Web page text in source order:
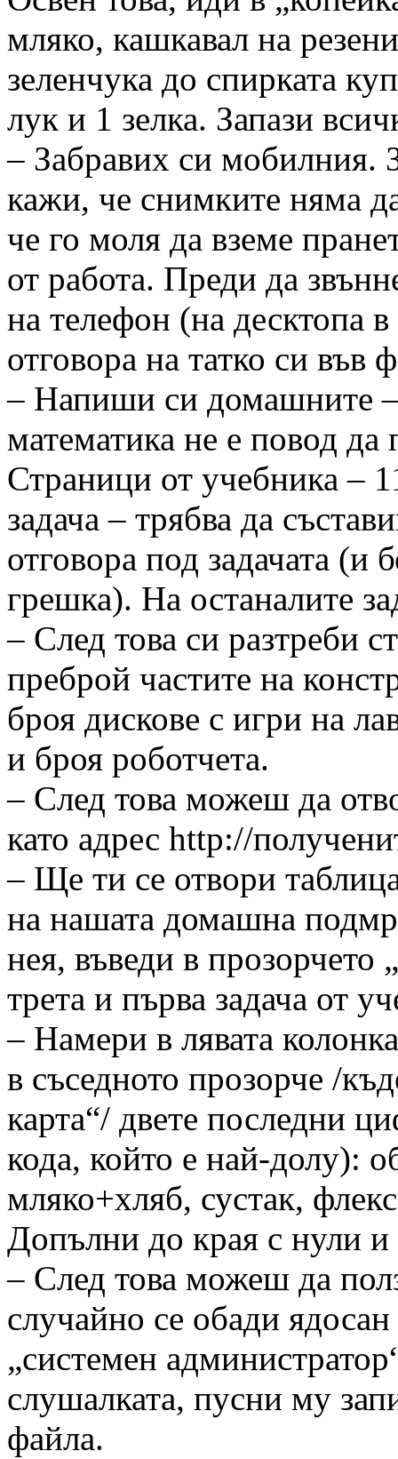
мляко, кашкавал на
зеленчука до спирката
лук и 1 зелка. Запази
– Забравих си мобилния.
кажи, че снимките няма
че го моля да вземе
от работа. Преди да
на телефон (на десктопа
отговора на татко си
– Напиши си домашните
математика не е повод да
Страници от учебника –
задача – трябва да
отговора под задачата (и
грешка). На останалите
– След това си разтреби
преброй частите на
броя дискове с игри на
и броя роботчета.
– След това можеш да
като адрес http://
– Ще ти се отвори
на нашата домашна
нея, въведи в прозорчето
трета и първа задача от
– Намери в лявата
в съседното прозорче /
карта“/ двете последни
кода, който е най-долу):
мляко+хляб, сустак,
Допълни до края с нули
– След това можеш да
случайно се обади
„системен
слушалката, пусни му
файла.